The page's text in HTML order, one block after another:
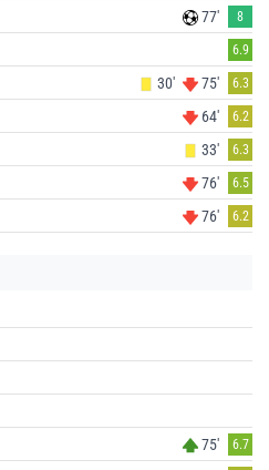
77' 8
6.9
30' 75' 6.3
64' 6.2
33' 6.3
76' 6.5
76' 6.2
75' 6.7